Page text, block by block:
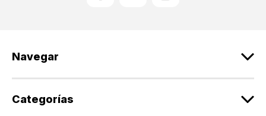
e
r
Navegar
Categorías